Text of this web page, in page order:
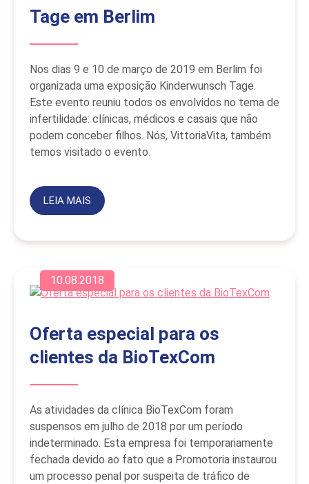
Tage em Berlim
Nos dias 9 e 10 de março de 2019 em Berlim foi
organizada uma exposição Kinderwunsch Tage.
Este evento reuniu todos os envolvidos no tema de
infertilidade: clínicas, médicos e casais que não
podem conceber filhos. Nós, VittoriaVita, também
temos visitado o evento.
LEIA MAIS
10.08.2018
Oferta especial para os
clientes da BioTexCom
As atividades da clínica BioTexCom foram
suspensos em julho de 2018 por um período
indeterminado. Esta empresa foi temporariamente
fechada devido ao fato que a Promotoria instaurou
um processo penal por suspeita de tráfico de